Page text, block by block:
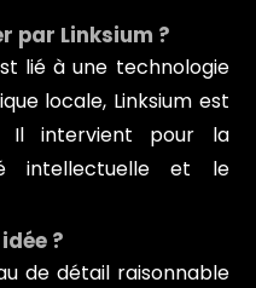
par Linksium ?
lié à une technologie
locale, Linksium est
Il intervient pour la
intellectuelle et le
?
de détail raisonnable